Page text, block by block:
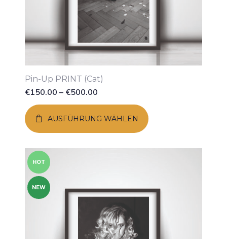
Pin-Up PRINT (Cat)
€150.00 – €500.00
AUSFÜHRUNG WÄHLEN
HOT
NEW